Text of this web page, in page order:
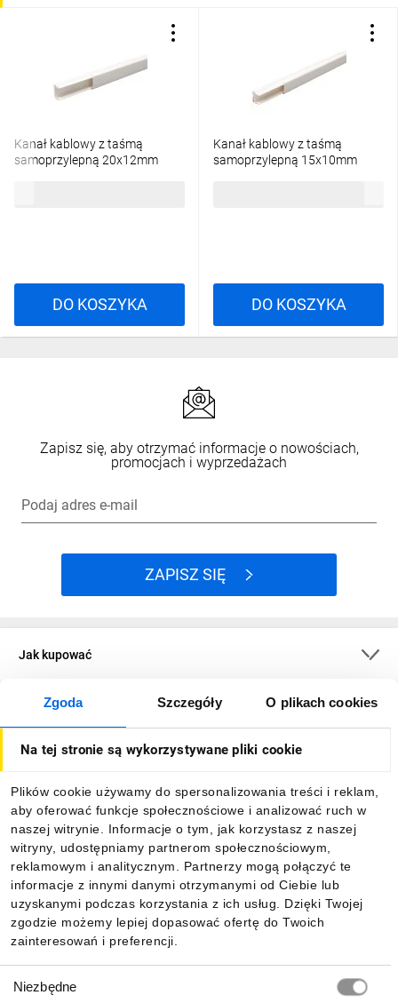
Zgoda Szczegóły O plikach cookies
Na tej stronie są wykorzystywane pliki cookie
Plików cookie używamy do spersonalizowania treści i reklam,
aby oferować funkcje społecznościowe i analizować ruch w
naszej witrynie. Informacje o tym, jak korzystasz z naszej
witryny, udostępniamy partnerom społecznościowym,
reklamowym i analitycznym. Partnerzy mogą połączyć te
informacje z innymi danymi otrzymanymi od Ciebie lub
uzyskanymi podczas korzystania z ich usług. Dzięki Twojej
zgodzie możemy lepiej dopasować ofertę do Twoich
zainteresowań i preferencji.
zgody
Niezbędne
Kanał kablowy z taśmą
samoprzylepną 20x12mm
DO KOSZYKA
Kanał kablowy z taśmą
samoprzylepną 15x10mm
DO KOSZYKA
Zapisz się, aby otrzymać informacje o nowościach,
promocjach i wyprzedażach
Podaj adres e-mail
ZAPISZ SIĘ
Jak kupować
O firmie
Informacje
Pobierz naszą aplikację mobilną: